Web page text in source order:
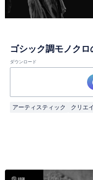
ゴシック調モノク
ダウンロード
アーティスティック クリエ